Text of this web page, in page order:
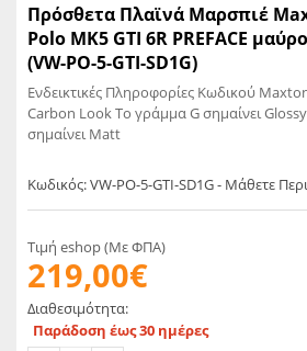
Πρόσθετα Πλαϊνά Μαρσπιέ
Polo MK5 GTI 6R PREFACE
(VW-PO-5-GTI-SD1G)
Ενδεικτικές Πληροφορίες Κωδικού
Carbon Look Το γράμμα G σημαίνει
σημαίνει Matt
Κωδικός: VW-PO-5-GTI-SD1G - Μάθετε
Τιμή eshop (Με ΦΠΑ)
219,00€
Διαθεσιμότητα:
Παράδοση έως 30 ημέρες